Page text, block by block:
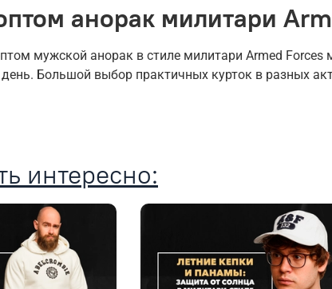
анорак милитари
мужской анорак в стиле милитари Armed
Большой выбор практичных курток в разных
интересно: